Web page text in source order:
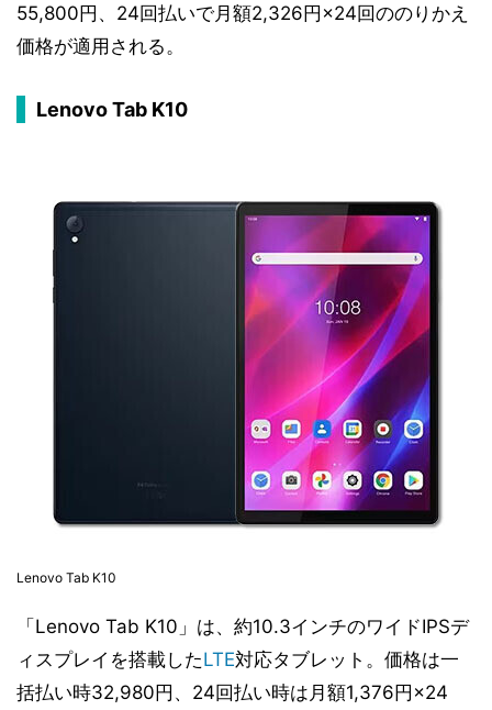
55,800円、24回払いで月額2,326円×24回ののりかえ
価格が適用される。
Lenovo Tab K10
Lenovo Tab K10
「Lenovo Tab K10」は、約10.3インチのワイドIPSデ
ィスプレイを搭載したLTE対応タブレット。価格は一
括払い時32,980円、24回払い時は月額1,376円×24